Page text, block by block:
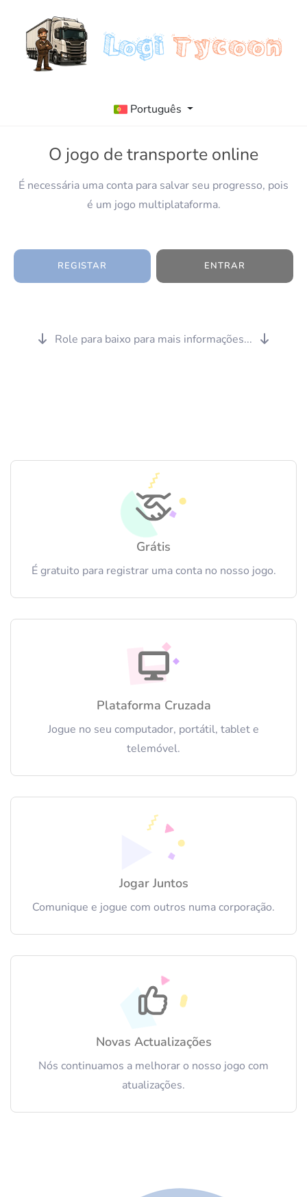
Português
O jogo de transporte online
É necessária uma conta para salvar seu progresso, pois
é um jogo multiplataforma.
REGISTAR ENTRAR
Role para baixo para mais informações...
Grátis
É gratuito para registrar uma conta no nosso jogo.
Plataforma Cruzada
Jogue no seu computador, portátil, tablet e
telemóvel.
Jogar Juntos
Comunique e jogue com outros numa corporação.
Novas Actualizações
Nós continuamos a melhorar o nosso jogo com
atualizações.